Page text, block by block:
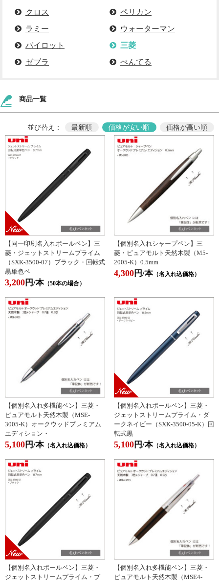
クロス
ペリカン
ラミー
ウォーターマン
パイロット
三菱
ゼブラ
ぺんてる
商品一覧
並び替え： 最新順 価格が安い順 価格が高い順
【同一印刷名入れボールペン】三
菱・ジェットストリームプライム
（SXK-3500-07）ブラック・回転式
黒単色ペ
3,200円/本（50本の場合）
【個別名入れシャープペン】三
菱・ピュアモルト天然木製（M5-
2005-K）0.5mm
4,300円/本（名入れ込価格）
【個別名入れ多機能ペン】三菱・
ピュアモルト天然木製（MSE-
3005-K）オークウッドプレミアム
エディション・
5,100円/本（名入れ込価格）
【個別名入れボールペン】三菱・
ジェットストリームプライム・ダ
ークネイビー（SXK-3500-05-K）回
転式黒
5,100円/本（名入れ込価格）
【個別名入れボールペン】三菱・
ジェットストリームプライム・ブ
【個別名入れ多機能ペン】三菱・
ピュアモルト天然木製（MSE4-